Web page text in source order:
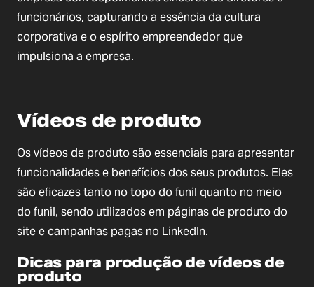
funcionários, capturando a essência da cultura
corporativa e o espírito empreendedor que
impulsiona a empresa.
Vídeos de produto
Os vídeos de produto são essenciais para apresentar
funcionalidades e benefícios dos seus produtos. Eles
são eficazes tanto no topo do funil quanto no meio
do funil, sendo utilizados em páginas de produto do
site e campanhas pagas no LinkedIn.
Dicas para produção de vídeos de
produto